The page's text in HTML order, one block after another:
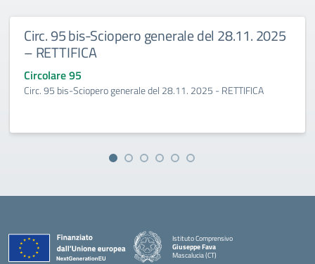
Circ. 95 bis-Sciopero generale del 28.11. 2025
– RETTIFICA
Circolare 95
Circ. 95 bis-Sciopero generale del 28.11. 2025 - RETTIFICA
Istituto Comprensivo
Giuseppe Fava
Mascalucia (CT)